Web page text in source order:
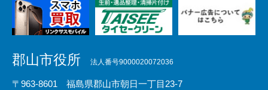
郡山市役所 法人番号9000020072036
〒963-8601 福島県郡山市朝日一丁目23-7